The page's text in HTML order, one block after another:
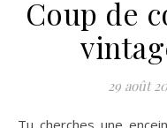
Coup de
29 août